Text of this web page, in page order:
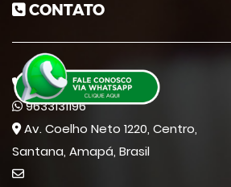
CONTATO
9633131196
9633131196
Av. Coelho Neto 1220, Centro,
Santana, Amapá, Brasil